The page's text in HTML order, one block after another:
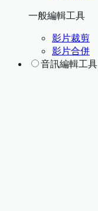
一般編輯工具
影片裁剪
影片合併
音訊編輯工具